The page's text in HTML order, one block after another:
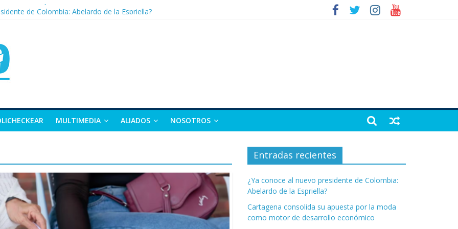
la tierra que vuelve a dar vida
exvicepresidente y figura clave de la política colombiana
y Nariño deja 21 muertos y más de 50 heridos
MULTIMEDIA ALIADOS NOSOTROS
Entradas recientes
¿Ya conoce al nuevo presidente de Colombia:
Abelardo de la Espriella?
Cartagena consolida su apuesta por la moda
como motor de desarrollo económico